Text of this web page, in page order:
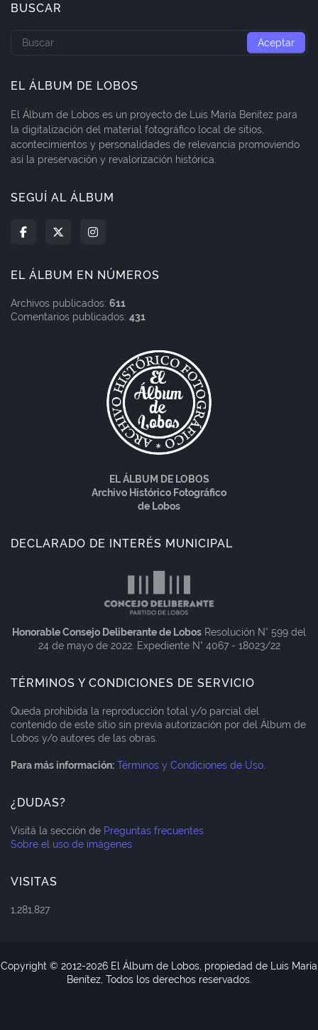
BUSCAR
EL ÁLBUM DE LOBOS
El Álbum de Lobos es un proyecto de Luis María Benítez para
la digitalización del material fotográfico local de sitios,
acontecimientos y personalidades de relevancia promoviendo
así la preservación y revalorización histórica.
SEGUÍ AL ÁLBUM
EL ÁLBUM EN NÚMEROS
Archivos publicados: 611
Comentarios publicados: 431
EL ÁLBUM DE LOBOS
Archivo Histórico Fotográfico
de Lobos
DECLARADO DE INTERÉS MUNICIPAL
Honorable Consejo Deliberante de Lobos Resolución N° 599 del
24 de mayo de 2022. Expediente N° 4067 - 18023/22
TÉRMINOS Y CONDICIONES DE SERVICIO
Queda prohibida la reproducción total y/o parcial del
contenido de este sitio sin previa autorización por del Álbum de
Lobos y/o autores de las obras.
Para más información: Términos y Condiciones de Uso
¿DUDAS?
Visitá la sección de Preguntas frecuentes
Sobre el uso de imágenes
VISITAS
1,281,827
Copyright © 2012-2026 El Álbum de Lobos, propiedad de Luis María
Benítez, Todos los derechos reservados.